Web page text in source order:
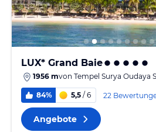
LUX* Grand Baie
1956 mvon Tempel Surya Oudaya
84% 5,5 / 6 22
Angebote